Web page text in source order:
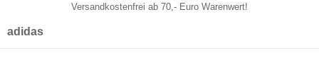
Versandkostenfrei ab 70,- Euro Warenwert!
adidas